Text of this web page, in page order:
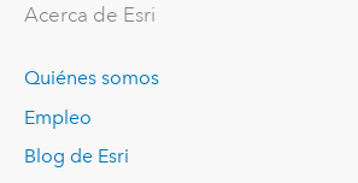
Acerca de Esri
Quiénes somos
Empleo
Blog de Esri